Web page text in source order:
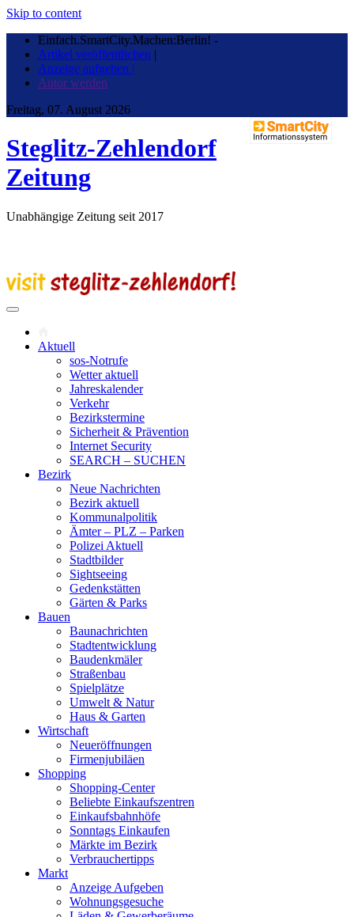
Skip to content
Einfach.SmartCity.Machen:Berlin! -
Artikel veröffentlichen |
Anzeige aufgeben |
Autor werden
Freitag, 07. August 2026
Steglitz-Zehlendorf
Zeitung
Unabhängige Zeitung seit 2017
Aktuell
sos-Notrufe
Wetter aktuell
Jahreskalender
Verkehr
Bezirkstermine
Sicherheit & Prävention
Internet Security
SEARCH – SUCHEN
Bezirk
Neue Nachrichten
Bezirk aktuell
Kommunalpolitik
Ämter – PLZ – Parken
Polizei Aktuell
Stadtbilder
Sightseeing
Gedenkstätten
Gärten & Parks
Bauen
Baunachrichten
Stadtentwicklung
Baudenkmäler
Straßenbau
Spielplätze
Umwelt & Natur
Haus & Garten
Wirtschaft
Neueröffnungen
Firmenjubiläen
Shopping
Shopping-Center
Beliebte Einkaufszentren
Einkaufsbahnhöfe
Sonntags Einkaufen
Märkte im Bezirk
Verbrauchertipps
Markt
Anzeige Aufgeben
Wohnungsgesuche